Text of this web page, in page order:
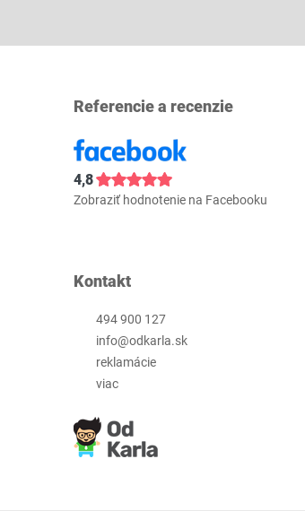
Referencie a recenzie
4,8
Zobraziť hodnotenie na Facebooku
Kontakt
494 900 127
info@odkarla.sk
reklamácie
viac